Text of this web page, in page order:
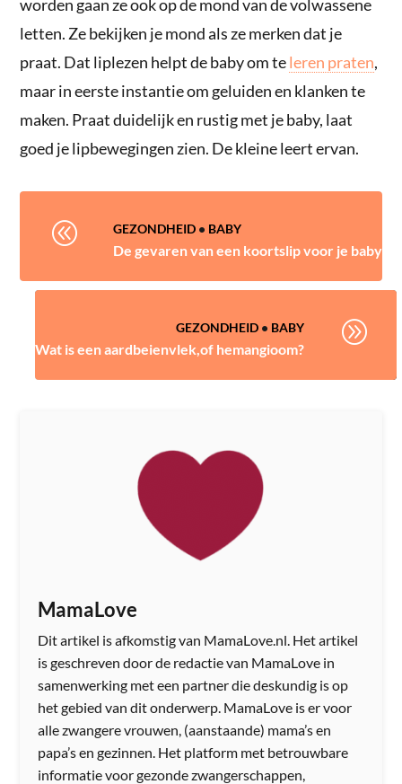
worden gaan ze ook op de mond van de volwassene
letten. Ze bekijken je mond als ze merken dat je
praat. Dat liplezen helpt de baby om teleren praten,
maar in eerste instantie om geluiden en klanken te
maken. Praat duidelijk en rustig met je baby, laat
goed je lipbewegingen zien. De kleine leert ervan.
@ GEZONDHEID• BABY
De gevaren van een koortslip voor je baby
GEZONDHEID• BABY
Wat is een aardbeienvlek,of hemangioom?
A
MamaLove
Dit artikel is afkomstig van MamaLove.nl. Het artikel
is geschreven door de redactie van MamaLove in
samenwerking met een partner die deskundig is op
het gebied van dit onderwerp. MamaLove is er voor
alle zwangere vrouwen, (aanstaande) mama’s en
papa’s en gezinnen. Het platform met betrouwbare
informatie voor gezonde zwangerschappen,